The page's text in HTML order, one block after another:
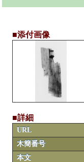
■添付画像
■詳細
URL
木簡番号
本文